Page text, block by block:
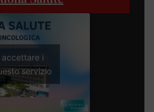
accettare i
servizio